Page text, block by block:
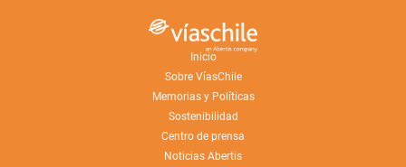
Inicio
Sobre VíasChile
Memorias y Políticas
Sostenibilidad
Centro de prensa
Noticias Abertis